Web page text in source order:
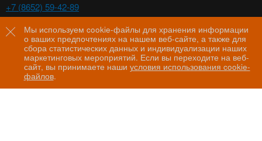
Мы используем cookie-файлы для хранения информации
о ваших предпочтениях на нашем веб-сайте, а также для
сбора статистических данных и индивидуализации наших
маркетинговых мероприятий. Если вы переходите на веб-
сайт, вы принимаете наши условия использования cookie-
файлов.
+7 (8652) 59-42-89
Волгоград
+7 (8442) 29-00-21
Пятигорск
+7 (8793) 97-60-44